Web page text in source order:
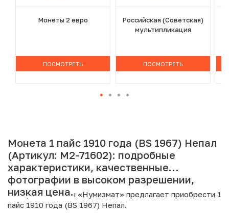
Монеты 2 евро
ПОСМОТРЕТЬ
Российская (Советская)
мультипликация
ПОСМОТРЕТЬ
Монета 1 пайс 1910 года (BS 1967) Непал
(Артикул: M2-71602): подробные
характеристики, качественные
фотографии в высоком разрешении,
низкая цена.
Интернет магазин «Нумизмат» предлагает приобрести 1
пайс 1910 года (BS 1967) Непал.